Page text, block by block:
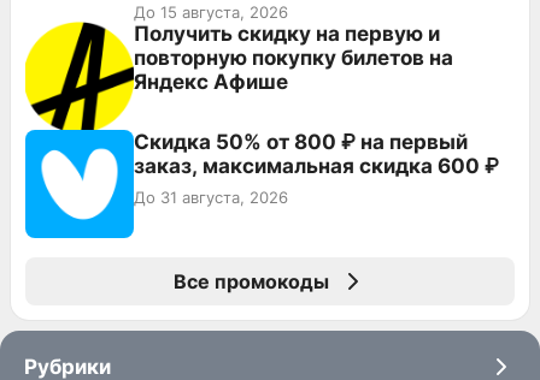
До 15 августа, 2026
Получить скидку на первую и
повторную покупку билетов на
Яндекс Афише
Скидка 50% от 800 ₽ на первый
заказ, максимальная скидка 600 ₽
До 31 августа, 2026
Все промокоды
Рубрики